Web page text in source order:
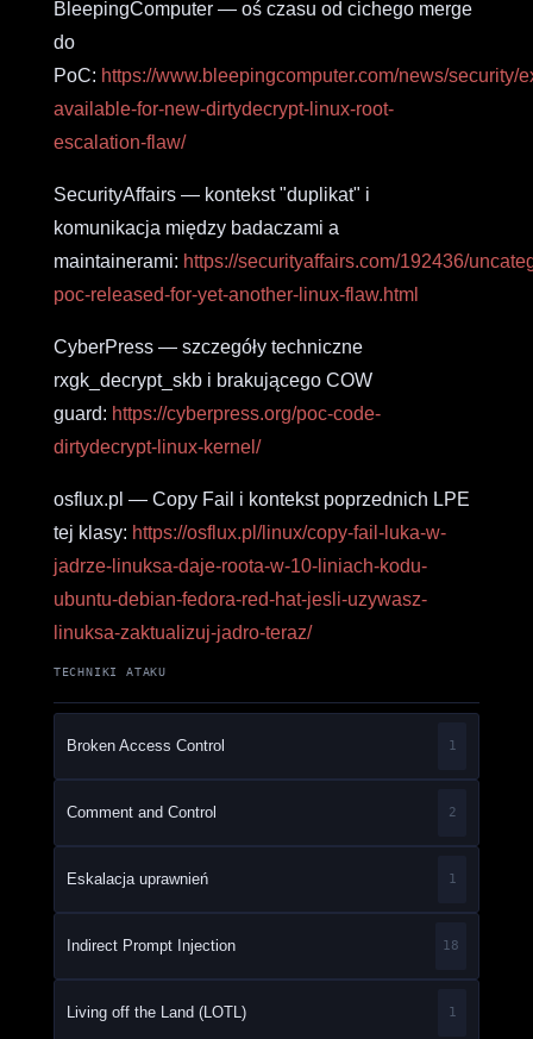
BleepingComputer — oś czasu od cichego merge
do
PoC: https://www.bleepingcomputer.com/news/security/
available-for-new-dirtydecrypt-linux-root-
escalation-flaw/
SecurityAffairs — kontekst "duplikat" i
komunikacja między badaczami a
maintainerami: https://securityaffairs.com/192436/
poc-released-for-yet-another-linux-flaw.html
CyberPress — szczegóły techniczne
rxgk_decrypt_skb i brakującego COW
guard: https://cyberpress.org/poc-code-
dirtydecrypt-linux-kernel/
osflux.pl — Copy Fail i kontekst poprzednich LPE
tej klasy: https://osflux.pl/linux/copy-fail-luka-w-
jadrze-linuksa-daje-roota-w-10-liniach-kodu-
ubuntu-debian-fedora-red-hat-jesli-uzywasz-
linuksa-zaktualizuj-jadro-teraz/
TECHNIKI ATAKU
Broken Access Control 1
Comment and Control 2
Eskalacja uprawnień 1
Indirect Prompt Injection 18
Living off the Land (LOTL) 1